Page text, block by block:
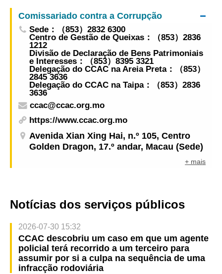
Agosto Actividade de recolha de carimbos com
grande sorteio final
Comissariado contra a Corrupção
Sede：（853）2832 6300
Centro de Gestão de Queixas：（853）2836
1212
Divisão de Declaração de Bens Patrimoniais
e Interesses：（853）8395 3321
Delegação do CCAC na Areia Preta：（853）
2845 3636
Delegação do CCAC na Taipa：（853）2836
3636
ccac@ccac.org.mo
https://www.ccac.org.mo
Avenida Xian Xing Hai, n.º 105, Centro
Golden Dragon, 17.º andar, Macau (Sede)
+ mais
Notícias dos serviços públicos
2026-07-30 15:32
CCAC descobriu um caso em que um agente
policial terá recorrido a um terceiro para
assumir por si a culpa na sequência de uma
infracção rodoviária